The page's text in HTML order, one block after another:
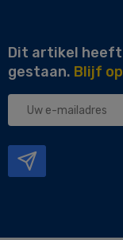
Dit artikel heeft
gestaan. Blijf
Uw